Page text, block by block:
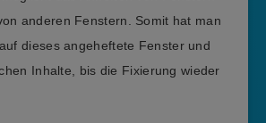
anderen Fenstern. Somit hat man
dieses angeheftete Fenster und
Inhalte, bis die Fixierung wieder